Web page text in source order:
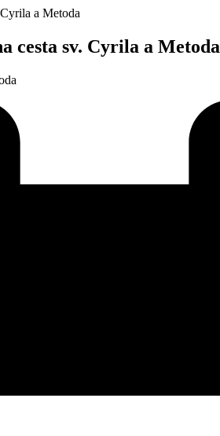
a Metoda
cesta sv. Cyrila a Metoda